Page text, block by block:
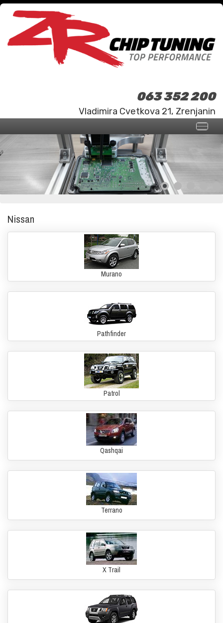
063 352 200
Vladimira Cvetkova 21, Zrenjanin
Nissan
Murano
Pathfinder
Patrol
Qashqai
Terrano
X Trail